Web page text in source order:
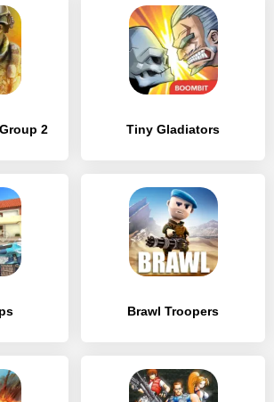
2 Tiny Gladiators
Brawl Troopers